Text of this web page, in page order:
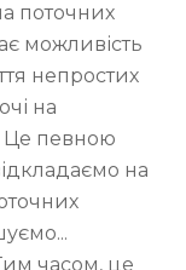
поточних
можливість
непростих
на
Це певною
на
часом, це